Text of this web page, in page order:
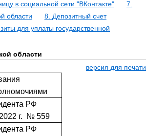
в социальной сети "ВКонтакте"
7.
области
8. Депозитный счет
для уплаты государственной
области
версия для печати
РФ
2022 г. № 559
РФ